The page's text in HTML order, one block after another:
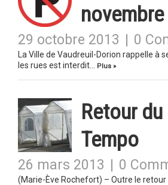
novembre
29 octobre 2013 0
La Ville de Vaudreuil-Dorion rappelle à
les rues est interdit…
Plus »
Retour
Tempo
26 mars 2013 0
(Marie-Ève Rochefort) – Outre le